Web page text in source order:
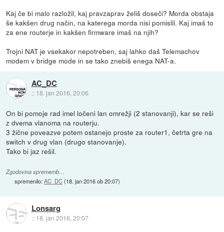
Kaj če bi malo razložil, kaj pravzaprav želiš doseči? Morda obstaja
še kakšen drug način, na katerega morda nisi pomislil. Kaj imaš to
za ene routerje in kakšen firmware imaš na njih?
Trojni NAT je vsekakor nepotreben, saj lahko daš Telemachov
modem v bridge mode in se tako znebiš enega NAT-a.
AC_DC
:: 18. jan 2016, 20:06
On bi pomoje rad imel ločeni lan omrežji (2 stanovanji), kar se reši
z dvema vlanoma na routerju.
3 žične poveazve potem ostanejo proste za router1, četrta gre na
switch v drug vlan (drugo stanovanje).
Tako bi jaz rešil.
Zgodovina sprememb…
spremenilo:AC_DC(18. jan 2016 ob 20:07)
Lonsarg
:: 18. jan 2016, 20:07